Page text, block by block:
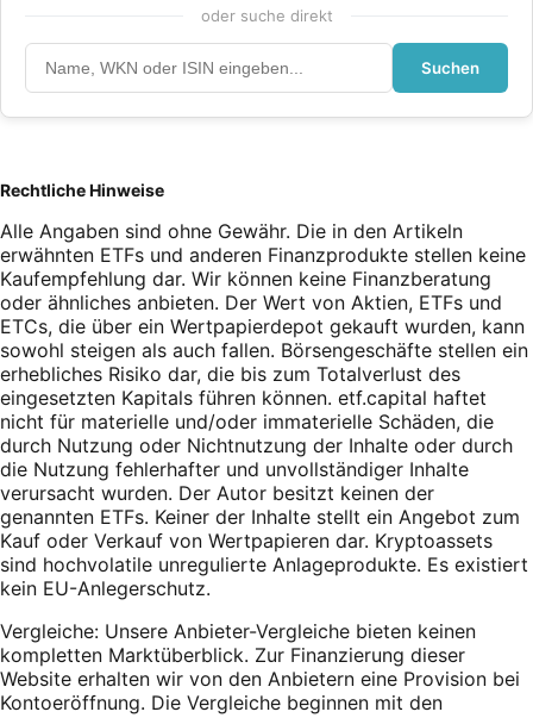
oder suche direkt
Suchen
Rechtliche Hinweise
Alle Angaben sind ohne Gewähr. Die in den Artikeln
erwähnten ETFs und anderen Finanzprodukte stellen keine
Kaufempfehlung dar. Wir können keine Finanzberatung
oder ähnliches anbieten. Der Wert von Aktien, ETFs und
ETCs, die über ein Wertpapierdepot gekauft wurden, kann
sowohl steigen als auch fallen. Börsengeschäfte stellen ein
erhebliches Risiko dar, die bis zum Totalverlust des
eingesetzten Kapitals führen können. etf.capital haftet
nicht für materielle und/oder immaterielle Schäden, die
durch Nutzung oder Nichtnutzung der Inhalte oder durch
die Nutzung fehlerhafter und unvollständiger Inhalte
verursacht wurden. Der Autor besitzt keinen der
genannten ETFs. Keiner der Inhalte stellt ein Angebot zum
Kauf oder Verkauf von Wertpapieren dar. Kryptoassets
sind hochvolatile unregulierte Anlageprodukte. Es existiert
kein EU-Anlegerschutz.
Vergleiche: Unsere Anbieter-Vergleiche bieten keinen
kompletten Marktüberblick. Zur Finanzierung dieser
Website erhalten wir von den Anbietern eine Provision bei
Kontoeröffnung. Die Vergleiche beginnen mit den